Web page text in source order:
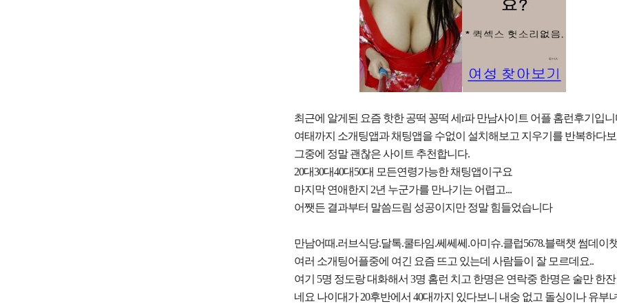
최근에 알게된 요즘 핫한 공떡 꽁떡 세r파 만남사이트 어플 홈런후기입니
여태까지 소개팅앱과 채팅앱을 수없이 설치해보고 지우기를 반복하다
그중에 정말 괜찮은 사이트 추천합니다.
20대30대40대50대 모든연령가능한 채팅앱이구요
마지막 연애한지 2년 누군가를 만나기는 어렵고...
어쨋든 결과부터 말씀드림 성공이지만 정말 힘들었습니다
만남어때.러브식당.달톡.쿨타임.쎄쎄쎄.아미슈.클럽5678.블랙챗 썸데이
여러 소개팅어플중에 여긴 요즘 뜨고 있는데 사람들이 잘 모르데요..
여기 5명 정도랑 대화해서 3명 홈런 치고 한명은 연락중 한명은 술만 한
네요 나이대가 20후반에서 40대까지 있다보니 내숭 없고 돌싱이나 유부